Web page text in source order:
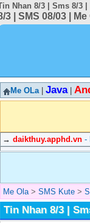
Nhan 8/3 | Sms 8/3
3 | SMS 08/03 | Me
Me OLa| Java|
→ daikthuy.apphd.vn -
Me Ola> SMS Kute >
Tin Nhan 8/3 |